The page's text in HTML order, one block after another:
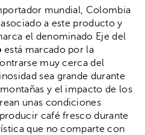
mundial, Colombia
a este producto y
el denominado Eje del
está marcado por la
muy cerca del
sea grande durante
y el impacto de los
unas condiciones
café fresco durante
que no comparte con